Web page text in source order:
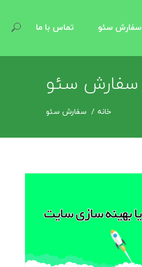
سفارش سئو تماس با ما
سفارش سئو
خانه سفارش سئو